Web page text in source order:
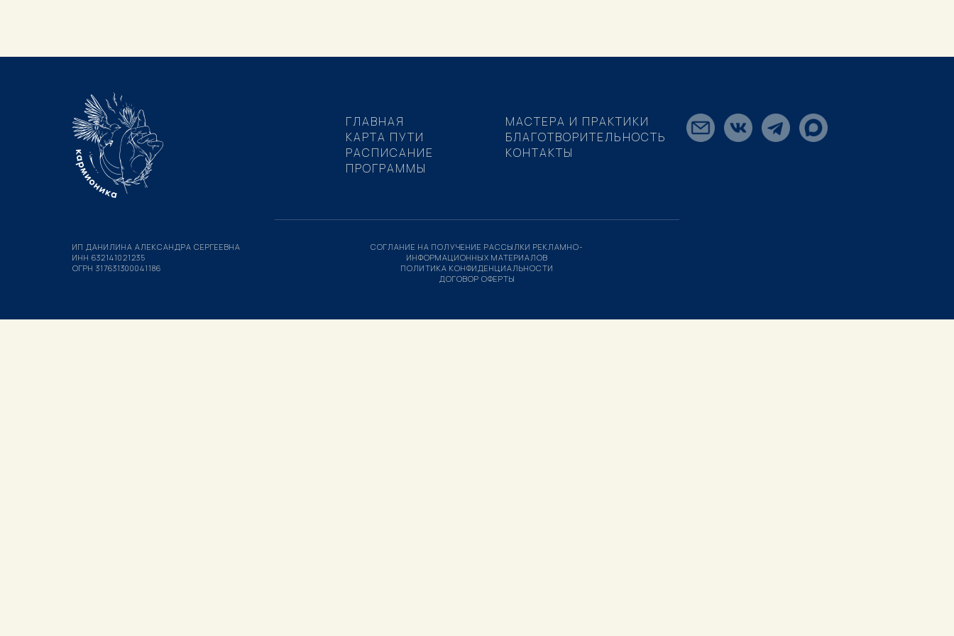
ГЛАВНАЯ
КАРТА ПУТИ
РАСПИСАНИЕ
ПРОГРАММЫ
МАСТЕРА И ПРАКТИКИ
БЛАГОТВОРИТЕЛЬНОСТЬ
КОНТАКТЫ
ИП ДАНИЛИНА АЛЕКСАНДРА СЕРГЕЕВНА
ИНН 632141021235
ОГРН 317631300041186
СОГЛАНИЕ НА ПОЛУЧЕНИЕ РАССЫЛКИ РЕКЛАМНО-
ИНФОРМАЦИОННЫХ МАТЕРИАЛОВ
ПОЛИТИКА КОНФИДЕНЦИАЛЬНОСТИ
ДОГОВОР ОФЕРТЫ